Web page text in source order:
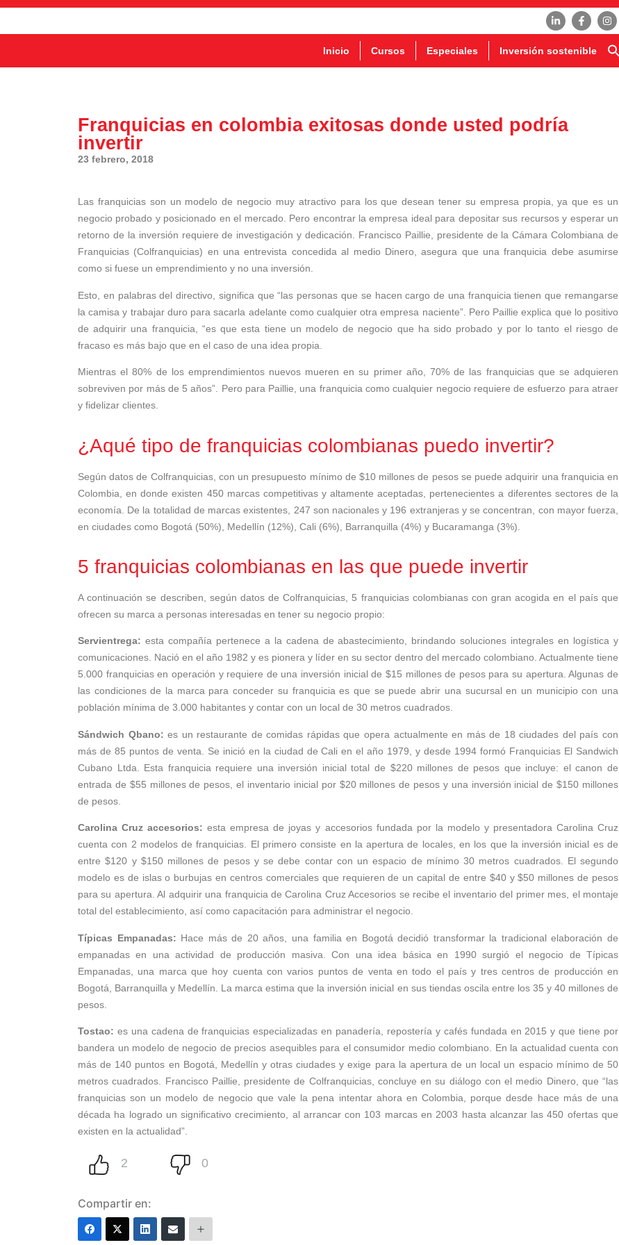
Inicio Cursos Especiales Inversión sostenible
Franquicias en colombia exitosas donde usted podría
invertir
23 febrero, 2018
Las franquicias son un modelo de negocio muy atractivo para los que desean tener su empresa propia, ya que es un
negocio probado y posicionado en el mercado. Pero encontrar la empresa ideal para depositar sus recursos y esperar un
retorno de la inversión requiere de investigación y dedicación. Francisco Paillie, presidente de la Cámara Colombiana de
Franquicias (Colfranquicias) en una entrevista concedida al medio Dinero, asegura que una franquicia debe asumirse
como si fuese un emprendimiento y no una inversión.
Esto, en palabras del directivo, significa que “las personas que se hacen cargo de una franquicia tienen que remangarse
la camisa y trabajar duro para sacarla adelante como cualquier otra empresa naciente”. Pero Paillie explica que lo positivo
de adquirir una franquicia, “es que esta tiene un modelo de negocio que ha sido probado y por lo tanto el riesgo de
fracaso es más bajo que en el caso de una idea propia.
Mientras el 80% de los emprendimientos nuevos mueren en su primer año, 70% de las franquicias que se adquieren
sobreviven por más de 5 años”. Pero para Paillie, una franquicia como cualquier negocio requiere de esfuerzo para atraer
y fidelizar clientes.
¿Aqué tipo de franquicias colombianas puedo invertir?
Según datos de Colfranquicias, con un presupuesto mínimo de $10 millones de pesos se puede adquirir una franquicia en
Colombia, en donde existen 450 marcas competitivas y altamente aceptadas, pertenecientes a diferentes sectores de la
economía. De la totalidad de marcas existentes, 247 son nacionales y 196 extranjeras y se concentran, con mayor fuerza,
en ciudades como Bogotá (50%), Medellín (12%), Cali (6%), Barranquilla (4%) y Bucaramanga (3%).
5 franquicias colombianas en las que puede invertir
A continuación se describen, según datos de Colfranquicias, 5 franquicias colombianas con gran acogida en el país que
ofrecen su marca a personas interesadas en tener su negocio propio:
Servientrega: esta compañía pertenece a la cadena de abastecimiento, brindando soluciones integrales en logística y
comunicaciones. Nació en el año 1982 y es pionera y líder en su sector dentro del mercado colombiano. Actualmente tiene
5.000 franquicias en operación y requiere de una inversión inicial de $15 millones de pesos para su apertura. Algunas de
las condiciones de la marca para conceder su franquicia es que se puede abrir una sucursal en un municipio con una
población mínima de 3.000 habitantes y contar con un local de 30 metros cuadrados.
Sándwich Qbano: es un restaurante de comidas rápidas que opera actualmente en más de 18 ciudades del país con
más de 85 puntos de venta. Se inició en la ciudad de Cali en el año 1979, y desde 1994 formó Franquicias El Sandwich
Cubano Ltda. Esta franquicia requiere una inversión inicial total de $220 millones de pesos que incluye: el canon de
entrada de $55 millones de pesos, el inventario inicial por $20 millones de pesos y una inversión inicial de $150 millones
de pesos.
Carolina Cruz accesorios: esta empresa de joyas y accesorios fundada por la modelo y presentadora Carolina Cruz
cuenta con 2 modelos de franquicias. El primero consiste en la apertura de locales, en los que la inversión inicial es de
entre $120 y $150 millones de pesos y se debe contar con un espacio de mínimo 30 metros cuadrados. El segundo
modelo es de islas o burbujas en centros comerciales que requieren de un capital de entre $40 y $50 millones de pesos
para su apertura. Al adquirir una franquicia de Carolina Cruz Accesorios se recibe el inventario del primer mes, el montaje
total del establecimiento, así como capacitación para administrar el negocio.
Típicas Empanadas: Hace más de 20 años, una familia en Bogotá decidió transformar la tradicional elaboración de
empanadas en una actividad de producción masiva. Con una idea básica en 1990 surgió el negocio de Típicas
Empanadas, una marca que hoy cuenta con varios puntos de venta en todo el país y tres centros de producción en
Bogotá, Barranquilla y Medellín. La marca estima que la inversión inicial en sus tiendas oscila entre los 35 y 40 millones de
pesos.
Tostao: es una cadena de franquicias especializadas en panadería, repostería y cafés fundada en 2015 y que tiene por
bandera un modelo de negocio de precios asequibles para el consumidor medio colombiano. En la actualidad cuenta con
más de 140 puntos en Bogotá, Medellín y otras ciudades y exige para la apertura de un local un espacio mínimo de 50
metros cuadrados. Francisco Paillie, presidente de Colfranquicias, concluye en su diálogo con el medio Dinero, que “las
franquicias son un modelo de negocio que vale la pena intentar ahora en Colombia, porque desde hace más de una
década ha logrado un significativo crecimiento, al arrancar con 103 marcas en 2003 hasta alcanzar las 450 ofertas que
existen en la actualidad”.
Compartir en: